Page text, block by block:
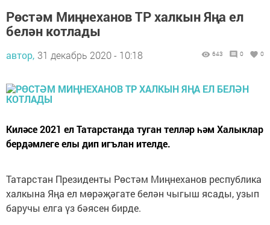
Рөстәм Миңнеханов ТР халкын Яңа ел
белән котлады
автор, 31 декабрь 2020 - 10:18 643 0 0
Киләсе 2021 ел Татарстанда туган телләр һәм Халыклар
бердәмлеге елы дип игълан ителде.
Татарстан Президенты Рөстәм Миңнеханов республика
халкына Яңа ел мөрәҗәгате белән чыгыш ясады, узып
баручы елга үз бәясен бирде.